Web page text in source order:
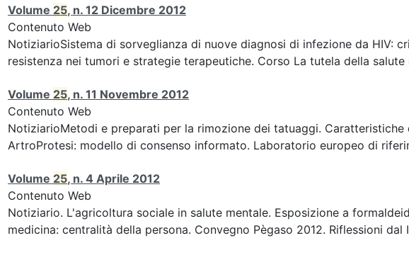
Volume 25, n. 12 Dicembre 2012
Contenuto Web
NotiziarioSistema di sorveglianza di nuove diagnosi di infezione da HIV:
resistenza nei tumori e strategie terapeutiche. Corso La tutela della salute
Volume 25, n. 11 Novembre 2012
Contenuto Web
NotiziarioMetodi e preparati per la rimozione dei tatuaggi. Caratteristiche
ArtroProtesi: modello di consenso informato. Laboratorio europeo di
Volume 25, n. 4 Aprile 2012
Contenuto Web
Notiziario. L'agricoltura sociale in salute mentale. Esposizione a
medicina: centralità della persona. Convegno Pègaso 2012. Riflessioni dal